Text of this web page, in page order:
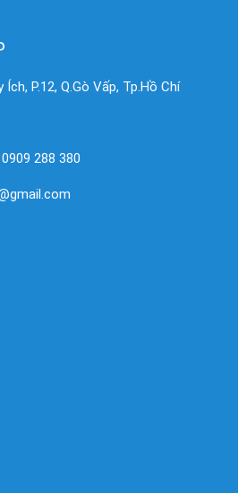
P.12, Q.Gò Vấp, Tp.Hồ Chí
288 380